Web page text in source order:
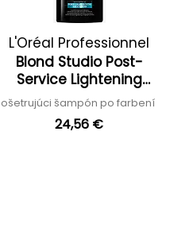
L'Oréal Professionnel
Blond Studio Post-
Service Lightening
Shampoo
ošetrujúci šampón po farbení
24,56 €